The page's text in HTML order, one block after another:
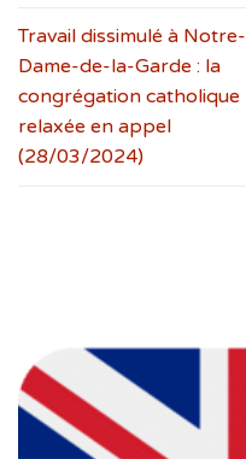
Travail dissimulé à Notre-
Dame-de-la-Garde : la
congrégation catholique
relaxée en appel
(28/03/2024)